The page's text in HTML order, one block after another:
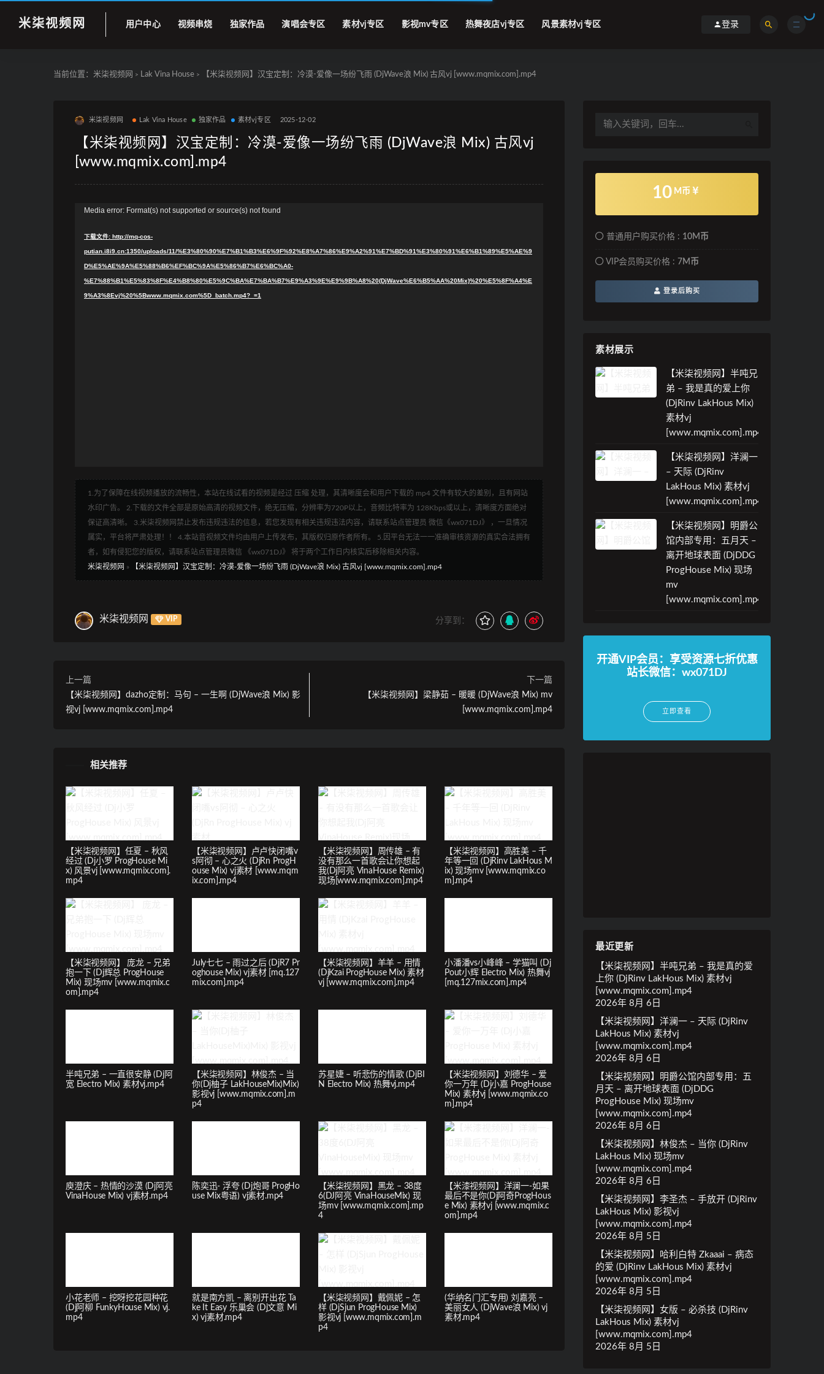
米柒视频网 用户中心 视频串烧 独家作品 演唱会专区 素材vj专区 影视mv专区 热舞夜店vj专区 风景素材vj专区 登录
当前位置： 米柒视频网 > Lak Vina House > 【米柒视频网】汉宝定制：冷漠-爱像一场纷飞雨 (DjWave浪 Mix) 古风vj [www.mqmix.com].mp4
米柒视频网 Lak Vina House 独家作品 素材vj专区 2025-12-02
【米柒视频网】汉宝定制：冷漠-爱像一场纷飞雨 (DjWave浪 Mix) 古风vj
[www.mqmix.com].mp4
Media error: Format(s) not supported or source(s) not found
下载文件: http://mq-cos-
putian.i8i9.cn:1350/uploads/11/%E3%80%90%E7%B1%B3%E6%9F%92%E8%A7%86%E9%A2%91%E7%BD%91%E3%80%91%E6%B1%89%E5%AE%9
D%E5%AE%9A%E5%88%B6%EF%BC%9A%E5%86%B7%E6%BC%A0-
%E7%88%B1%E5%83%8F%E4%B8%80%E5%9C%BA%E7%BA%B7%E9%A3%9E%E9%9B%A8%20(DjWave%E6%B5%AA%20Mix)%20%E5%8F%A4%E
9%A3%8Evj%20%5Bwww.mqmix.com%5D_batch.mp4?_=1
1.为了保障在线视频播放的流畅性，本站在线试看的视频是经过 压缩 处理，其清晰度会和用户下载的 mp4 文件有较大的差别，且有网站
水印广告。 2.下载的文件全部是原始高清的视频文件，绝无压缩，分辨率为720P以上，音频比特率为 128Kbps或以上，清晰度方面绝对
保证高清晰。 3.米柒视频网禁止发布违规违法的信息，若您发现有相关违规违法内容，请联系站点管理员 微信《wx071DJ》 ，一旦情况
属实，平台将严肃处理！！ 4.本站音视频文件均由用户上传发布，其版权归原作者所有。 5.因平台无法一一准确审核资源的真实合法拥有
者，如有侵犯您的版权，请联系站点管理员微信 《wx071DJ》 将于两个工作日内核实后移除相关内容。
米柒视频网 » 【米柒视频网】汉宝定制：冷漠-爱像一场纷飞雨 (DjWave浪 Mix) 古风vj [www.mqmix.com].mp4
米柒视频网 VIP 分享到：
上一篇
【米柒视频网】dazho定制：马句 – 一生啊 (DjWave浪 Mix) 影
视vj [www.mqmix.com].mp4
下一篇
【米柒视频网】梁静茹 – 暖暖 (DjWave浪 Mix) mv
[www.mqmix.com].mp4
相关推荐
【米柒视频网】任夏 – 秋风
经过 (Dj小罗 ProgHouse Mi
x) 风景vj [www.mqmix.com].
mp4
【米柒视频网】卢卢快闭嘴v
s阿彻 – 心之火 (DjRn ProgH
ouse Mix) vj素材 [www.mqm
ix.com].mp4
【米柒视频网】周传雄 – 有
没有那么一首歌会让你想起
我(Dj阿亮 VinaHouse Remix)
现场[www.mqmix.com].mp4
【米柒视频网】高胜美 – 千
年等一回 (DjRinv LakHous M
ix) 现场mv [www.mqmix.co
m].mp4
【米柒视频网】 庞龙 – 兄弟
抱一下 (Dj辉总 ProgHouse
Mix) 现场mv [www.mqmix.c
om].mp4
July七七 – 雨过之后 (DjR7 Pr
oghouse Mix) vj素材 [mq.127
mix.com].mp4
【米柒视频网】羊羊 – 用情
(DjKzai ProgHouse Mix) 素材
vj [www.mqmix.com].mp4
小潘潘vs小峰峰 – 学猫叫 (Dj
Pout小辉 Electro Mix) 热舞vj
[mq.127mix.com].mp4
半吨兄弟 – 一直很安静 (Dj阿
宽 Electro Mix) 素材vj.mp4
【米柒视频网】林俊杰 – 当
你(Dj柚子 LakHouseMix)Mix)
影视vj [www.mqmix.com].m
p4
苏星婕 – 听悲伤的情歌 (DjBI
N Electro Mix) 热舞vj.mp4
【米柒视频网】刘德华 – 爱
你一万年 (Dj小嘉 ProgHouse
Mix) 素材vj [www.mqmix.co
m].mp4
庾澄庆 – 热情的沙漠 (Dj阿亮
VinaHouse Mix) vj素材.mp4
陈奕迅- 浮夸 (Dj炮哥 ProgHo
use Mix粤语) vj素材.mp4
【米柒视频网】黑龙 – 38度
6(DJ阿亮 VinaHouseMix) 现
场mv [www.mqmix.com].mp
4
【米漆视频网】洋澜一-如果
最后不是你(Dj阿奇ProgHous
e Mix) 素材vj [www.mqmix.c
om].mp4
小花老师 – 挖呀挖花园种花
(Dj阿柳 FunkyHouse Mix) vj.
mp4
就是南方凯 – 离别开出花 Ta
ke It Easy 乐巢会 (Dj文意 Mi
x) vj素材.mp4
【米柒视频网】戴佩妮 – 怎
样 (DjSjun ProgHouse Mix)
影视vj [www.mqmix.com].m
p4
(华纳名门汇专用) 刘嘉亮 –
美丽女人 (DjWave浪 Mix) vj
素材.mp4
10 M币
普通用户购买价格 : 10M币
VIP会员购买价格 : 7M币
登录后购买
素材展示
【米柒视频网】半吨兄
弟 – 我是真的爱上你
(DjRinv LakHous Mix)
素材vj
[www.mqmix.com].mp4
【米柒视频网】洋澜一
– 天际 (DjRinv
LakHous Mix) 素材vj
[www.mqmix.com].mp4
【米柒视频网】明爵公
馆内部专用：五月天 –
离开地球表面 (DjDDG
ProgHouse Mix) 现场
mv
[www.mqmix.com].mp4
开通VIP会员：享受资源七折优惠
站长微信：wx071DJ
立即查看
最近更新
【米柒视频网】半吨兄弟 – 我是真的爱
上你 (DjRinv LakHous Mix) 素材vj
[www.mqmix.com].mp4
2026年 8月 6日
【米柒视频网】洋澜一 – 天际 (DjRinv
LakHous Mix) 素材vj
[www.mqmix.com].mp4
2026年 8月 6日
【米柒视频网】明爵公馆内部专用：五
月天 – 离开地球表面 (DjDDG
ProgHouse Mix) 现场mv
[www.mqmix.com].mp4
2026年 8月 6日
【米柒视频网】林俊杰 – 当你 (DjRinv
LakHous Mix) 现场mv
[www.mqmix.com].mp4
2026年 8月 6日
【米柒视频网】李圣杰 – 手放开 (DjRinv
LakHous Mix) 影视vj
[www.mqmix.com].mp4
2026年 8月 5日
【米柒视频网】哈利白特 Zkaaai – 病态
的爱 (DjRinv LakHous Mix) 素材vj
[www.mqmix.com].mp4
2026年 8月 5日
【米柒视频网】女版 – 必杀技 (DjRinv
LakHous Mix) 素材vj
[www.mqmix.com].mp4
2026年 8月 5日